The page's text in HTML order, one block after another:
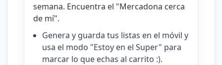
semana. Encuentra el "Mercadona cerca
de mí".
Genera y guarda tus listas en el móvil y
usa el modo "Estoy en el Super" para
marcar lo que echas al carrito :).